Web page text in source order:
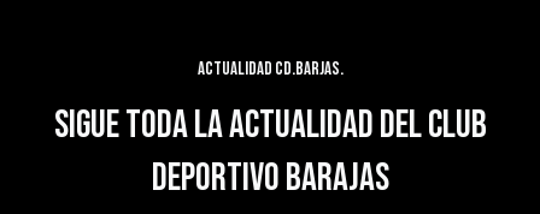
Actualidad CD.Barjas
Sigue toda la actualidad del Club
Deportivo Barajas